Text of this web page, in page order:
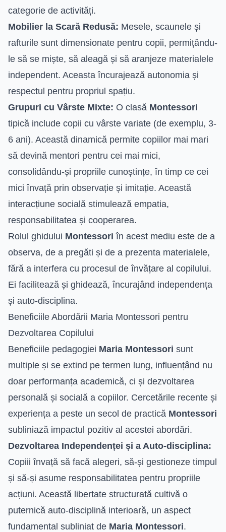
categorie de activități.
Mobilier la Scară Redusă: Mesele, scaunele și
rafturile sunt dimensionate pentru copii, permițându-
le să se miște, să aleagă și să aranjeze materialele
independent. Aceasta încurajează autonomia și
respectul pentru propriul spațiu.
Grupuri cu Vârste Mixte: O clasă Montessori
tipică include copii cu vârste variate (de exemplu, 3-
6 ani). Această dinamică permite copiilor mai mari
să devină mentori pentru cei mai mici,
consolidându-și propriile cunoștințe, în timp ce cei
mici învață prin observație și imitație. Această
interacțiune socială stimulează empatia,
responsabilitatea și cooperarea.
Rolul ghidului Montessori în acest mediu este de a
observa, de a pregăti și de a prezenta materialele,
fără a interfera cu procesul de învățare al copilului.
Ei facilitează și ghidează, încurajând independența
și auto-disciplina.
Beneficiile Abordării Maria Montessori pentru
Dezvoltarea Copilului
Beneficiile pedagogiei Maria Montessori sunt
multiple și se extind pe termen lung, influențând nu
doar performanța academică, ci și dezvoltarea
personală și socială a copiilor. Cercetările recente și
experiența a peste un secol de practică Montessori
subliniază impactul pozitiv al acestei abordări.
Dezvoltarea Independenței și a Auto-disciplina:
Copiii învață să facă alegeri, să-și gestioneze timpul
și să-și asume responsabilitatea pentru propriile
acțiuni. Această libertate structurată cultivă o
puternică auto-disciplină interioară, un aspect
fundamental subliniat de Maria Montessori.